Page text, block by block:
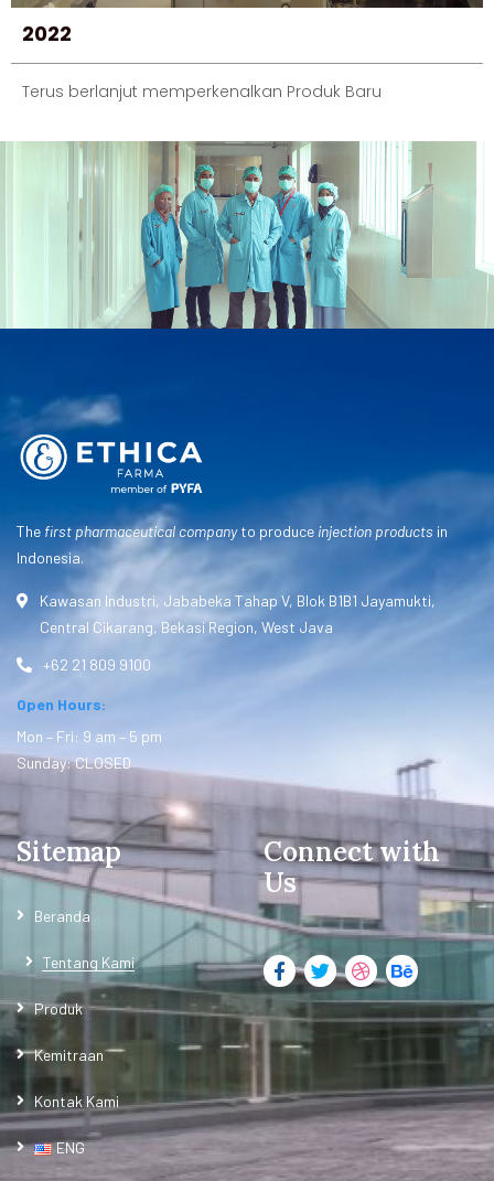
2022
Terus berlanjut memperkenalkan Produk Baru
The first pharmaceutical companyto produce injection products in
Indonesia.
Kawasan Industri, Jababeka Tahap V, Blok B1B1 Jayamukti,
Central Cikarang, Bekasi Region, West Java
+62 21 809 9100
Open Hours:
Mon – Fri: 9 am – 5 pm
Sunday: CLOSED
Sitemap
Beranda
Tentang Kami
Produk
Kemitraan
Kontak Kami
ENG
Connect with
Us